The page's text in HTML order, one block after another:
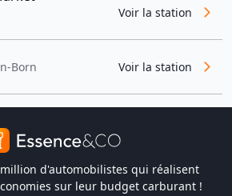
Voir la station
Born
Voir la station
d'automobilistes qui réalisent
sur leur budget carburant !